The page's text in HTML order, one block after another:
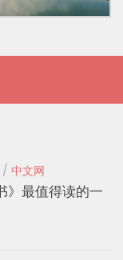
/ 中文网
》最值得读的一